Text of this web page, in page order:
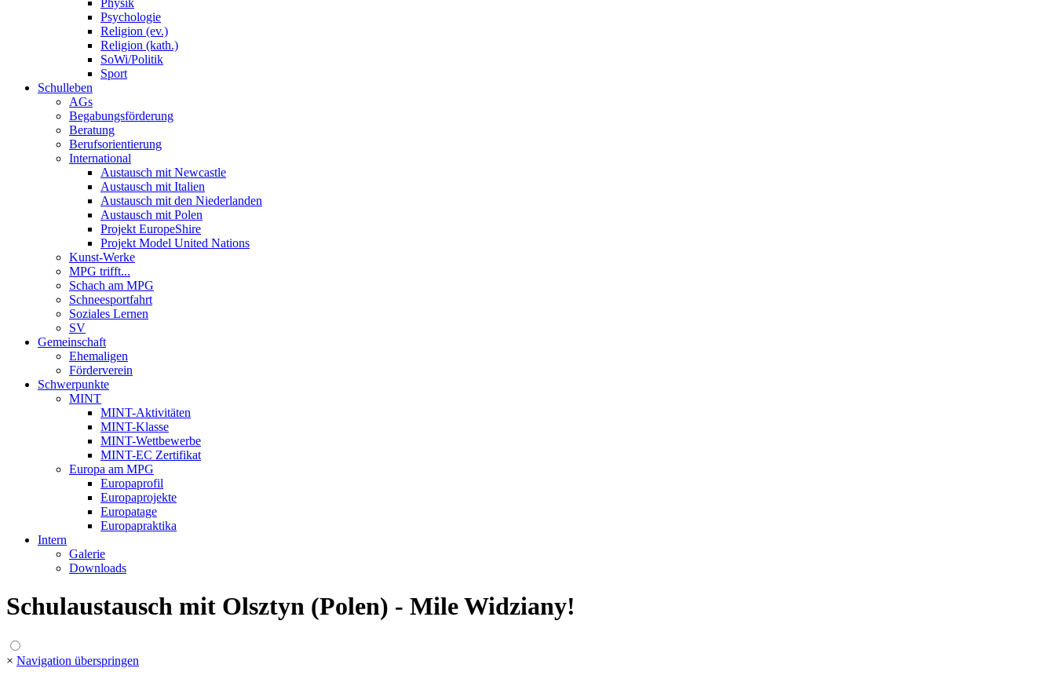
Physik
Psychologie
Religion (ev.)
Religion (kath.)
SoWi/Politik
Sport
Schulleben
AGs
Begabungsförderung
Beratung
Berufsorientierung
International
Austausch mit Newcastle
Austausch mit Italien
Austausch mit den Niederlanden
Austausch mit Polen
Projekt EuropeShire
Projekt Model United Nations
Kunst-Werke
MPG trifft...
Schach am MPG
Schneesportfahrt
Soziales Lernen
SV
Gemeinschaft
Ehemaligen
Förderverein
Schwerpunkte
MINT
MINT-Aktivitäten
MINT-Klasse
MINT-Wettbewerbe
MINT-EC Zertifikat
Europa am MPG
Europaprofil
Europaprojekte
Europatage
Europapraktika
Intern
Galerie
Downloads
Schulaustausch mit Olsztyn (Polen) - Mile Widziany!
× Navigation überspringen